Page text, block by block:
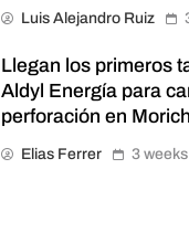
Luis Alejandro Ruiz
Llegan los primeros
Aldyl Energía para
perforación en
Elias Ferrer 3